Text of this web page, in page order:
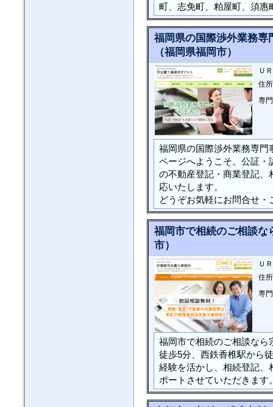
町、志免町、粕屋町、須惠
福岡県の国際渉外業務
（福岡県福岡市）
Ｕ
住所
専
福岡県の国際渉外業務専門
ページへようこそ。公証・
の不動産登記・商業登記、
応いたします。
どうぞお気軽にお問合せ・
福岡市で相続のご相談な
市）
Ｕ
住所
専
福岡市で相続のご相談なら
徒歩5分、西鉄香椎駅から
経験を活かし、相続登記、
ポートさせていただきま